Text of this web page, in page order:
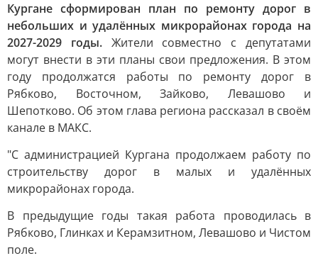
Кургане сформирован план по ремонту дорог в
небольших и удалённых микрорайонах города на
2027-2029 годы.Жители совместно с депутатами
могут внести в эти планы свои предложения. В этом
году продолжатся работы по ремонту дорог в
Рябково, Восточном, Зайково, Левашово и
Шепотково. Об этом глава региона рассказал в своём
канале в МАКС.
"С администрацией Кургана продолжаем работу по
строительству дорог в малых и удалённых
микрорайонах города.
В предыдущие годы такая работа проводилась в
Рябково, Глинках и Керамзитном, Левашово и Чистом
поле.